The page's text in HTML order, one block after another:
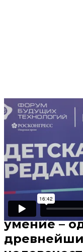
Поделиться
В избранное
Смотреть позже
Как
дипломат?
Дипломат
умение –